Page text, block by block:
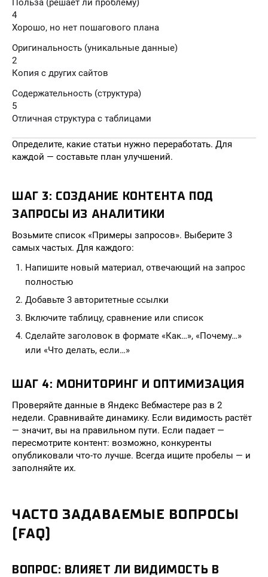
Польза (решает ли проблему)
4
Хорошо, но нет пошагового плана
Оригинальность (уникальные данные)
2
Копия с других сайтов
Содержательность (структура)
5
Отличная структура с таблицами
Определите, какие статьи нужно переработать. Для
каждой — составьте план улучшений.
ШАГ 3: СОЗДАНИЕ КОНТЕНТА ПОД
ЗАПРОСЫ ИЗ АНАЛИТИКИ
Возьмите список «Примеры запросов». Выберите 3
самых частых. Для каждого:
Напишите новый материал, отвечающий на запрос
полностью
Добавьте 3 авторитетные ссылки
Включите таблицу, сравнение или список
Сделайте заголовок в формате «Как…», «Почему…»
или «Что делать, если…»
ШАГ 4: МОНИТОРИНГ И ОПТИМИЗАЦИЯ
Проверяйте данные в Яндекс Вебмастере раз в 2
недели. Сравнивайте динамику. Если видимость растёт
— значит, вы на правильном пути. Если падает —
пересмотрите контент: возможно, конкуренты
опубликовали что-то лучше. Всегда ищите пробелы — и
заполняйте их.
ЧАСТО ЗАДАВАЕМЫЕ ВОПРОСЫ
(FAQ)
ВОПРОС: ВЛИЯЕТ ЛИ ВИДИМОСТЬ В